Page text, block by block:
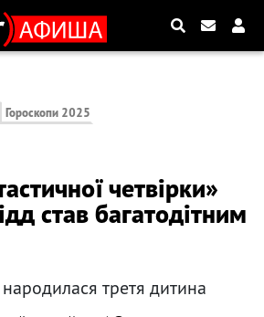
Гороскопи 2025
четвірки»
став багатодітним
третя дитина